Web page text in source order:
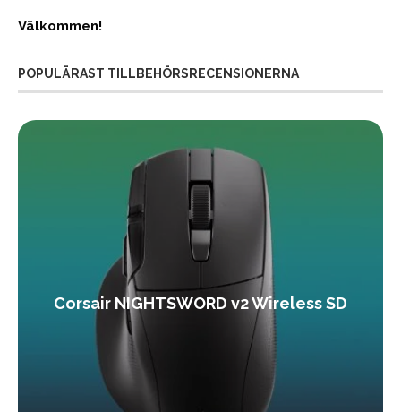
Välkommen!
POPULÄRAST TILLBEHÖRSRECENSIONERNA
Corsair NIGHTSWORD v2 Wireless SD